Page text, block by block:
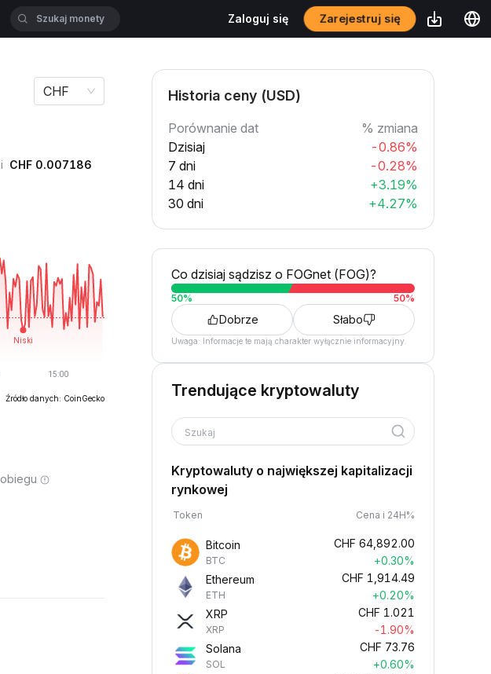
Zaloguj się Zarejestruj się
CHF
CHF 0.007186
Źródło danych: CoinGecko
Historia ceny (USD)
Porównanie dat
% zmiana
Dzisiaj
-0.86%
7 dni
-0.28%
14 dni
+3.19%
30 dni
+4.27%
Co dzisiaj sądzisz o FOGnet (FOG)?
50% 50%
Dobrze Słabo
Uwaga: Informacje te mają charakter wyłącznie informacyjny.
Trendujące kryptowaluty
Szukaj
Kryptowaluty o największej kapitalizacji
rynkowej
Token Cena i 24H%
Bitcoin
BTC
CHF 64,892.00
+0.30%
Ethereum
ETH
CHF 1,914.49
+0.20%
XRP
XRP
CHF 1.021
-1.90%
Solana
SOL
CHF 73.76
+0.60%